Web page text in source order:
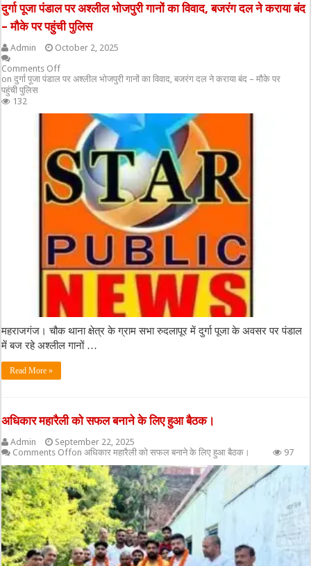
दुर्गा पूजा पंडाल पर अश्लील भोजपुरी गानों का विवाद, बजरंग दल ने कराया बंद
– मौके पर पहुंची पुलिस
Admin
October 2, 2025
Comments Off
on दुर्गा पूजा पंडाल पर अश्लील भोजपुरी गानों का विवाद, बजरंग दल ने कराया बंद – मौके पर
पहुंची पुलिस
132
महराजगंज। चौक थाना क्षेत्र के ग्राम सभा रुदलापूर में दुर्गा पूजा के अवसर पर पंडाल
में बज रहे अश्लील गानों …
Read More »
अधिकार महारैली को सफल बनाने के लिए हुआ बैठक।
Admin
September 22, 2025
Comments Offon अधिकार महारैली को सफल बनाने के लिए हुआ बैठक। 97